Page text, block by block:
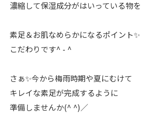
濃縮して保湿成分がはいっている物
素足＆お肌なめらかになるポイント✨
こだわりです^ - ^
さぁ✨今から梅雨時期や夏にむけて
キレイな素足が完成するように
準備しませんか(^ ^)／